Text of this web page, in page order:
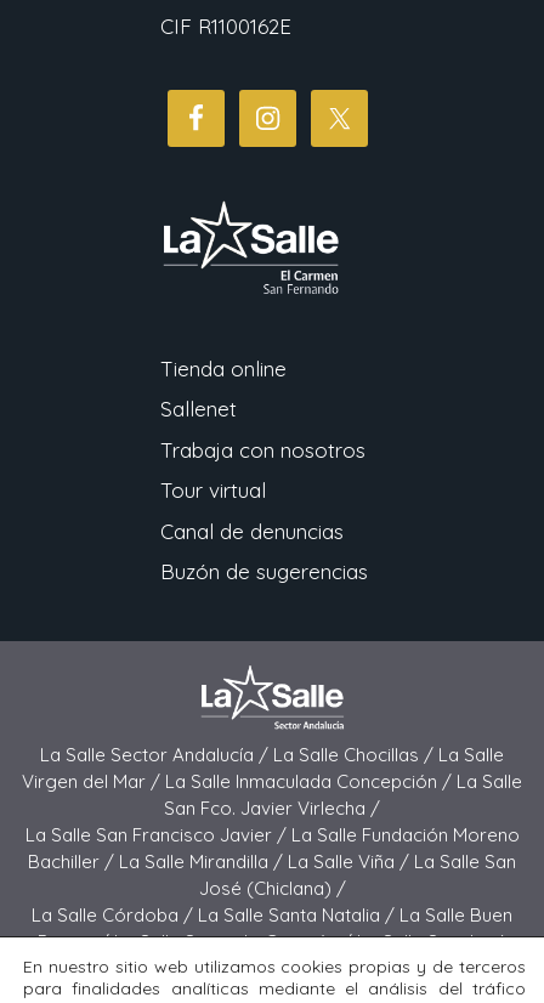
CIF R1100162E
Tienda online
Sallenet
Trabaja con nosotros
Tour virtual
Canal de denuncias
Buzón de sugerencias
La Salle Sector Andalucía / La Salle Chocillas / La Salle
Virgen del Mar / La Salle Inmaculada Concepción / La Salle
San Fco. Javier Virlecha /
La Salle San Francisco Javier / La Salle Fundación Moreno
Bachiller / La Salle Mirandilla / La Salle Viña / La Salle San
José (Chiclana) /
La Salle Córdoba / La Salle Santa Natalia / La Salle Buen
Pastor /La Salle Sagrado Corazón /La Salle San José
(Jerez) / La Salle El Carmen (Melilla) /
La Salle Buen Consejo /La Salle El Carmen (San Fernando) /
En nuestro sitio web utilizamos cookies propias y de terceros
para finalidades analíticas mediante el análisis del tráfico